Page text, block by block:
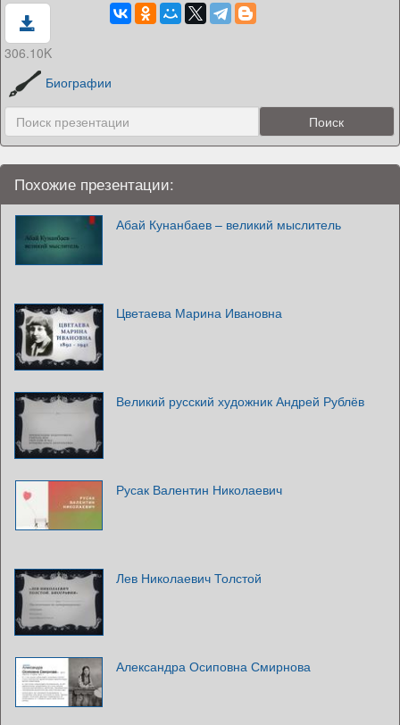
306.10K
Биографии
Похожие презентации:
Абай Кунанбаев – великий мыслитель
Цветаева Марина Ивановна
Великий русский художник Андрей Рублёв
Русак Валентин Николаевич
Лев Николаевич Толстой
Александра Осиповна Смирнова